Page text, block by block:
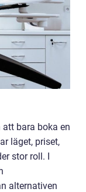
bara boka en
läget, priset,
stor roll. I
alternativen